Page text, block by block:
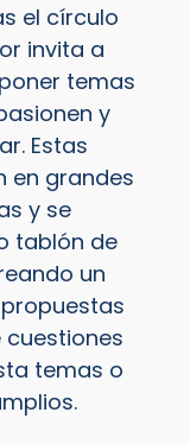
el círculo
invita a
temas
y
Estas
en grandes
y se
tablón de
un
temas o